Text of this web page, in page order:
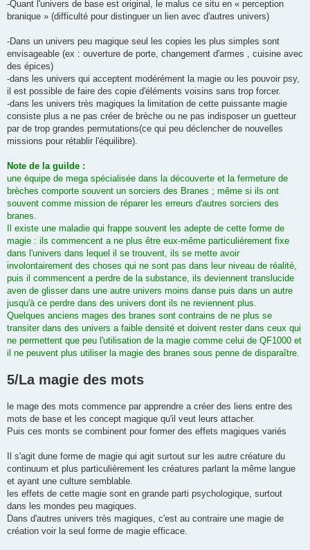
-Quant l'univers de base est original, le malus ce situ en « perception
branique » (difficulté pour distinguer un lien avec d'autres univers)
-Dans un univers peu magique seul les copies les plus simples sont
envisageable (ex : ouverture de porte, changement d'armes , cuisine avec
des épices)
-dans les univers qui acceptent modérément la magie ou les pouvoir psy,
il est possible de faire des copie d'éléments voisins sans trop forcer.
-dans les univers très magiques la limitation de cette puissante magie
consiste plus a ne pas créer de brèche ou ne pas indisposer un guetteur
par de trop grandes permutations(ce qui peu déclencher de nouvelles
missions pour rétablir l'équilibre).
Note de la guilde :
une équipe de mega spécialisée dans la découverte et la fermeture de
brèches comporte souvent un sorciers des Branes ; même si ils ont
souvent comme mission de réparer les erreurs d'autres sorciers des
branes.
Il existe une maladie qui frappe souvent les adepte de cette forme de
magie : ils commencent a ne plus être eux-même particulièrement fixe
dans l'univers dans lequel il se trouvent, ils se mette avoir
involontairement des choses qui ne sont pas dans leur niveau de réalité,
puis il commencent a perdre de la substance, ils deviennent translucide
aven de glisser dans une autre univers moins danse puis dans un autre
jusqu'à ce perdre dans des univers dont ils ne reviennent plus.
Quelques anciens mages des branes sont contrains de ne plus se
transiter dans des univers a faible densité et doivent rester dans ceux qui
ne permettent que peu l'utilisation de la magie comme celui de QF1000 et
il ne peuvent plus utiliser la magie des branes sous penne de disparaître.
5/La magie des mots
le mage des mots commence par apprendre a créer des liens entre des
mots de base et les concept magique qu'il veut leurs attacher.
Puis ces monts se combinent pour former des effets magiques variés
Il s'agit dune forme de magie qui agit surtout sur les autre créature du
continuum et plus particulièrement les créatures parlant la même langue
et ayant une culture semblable.
les effets de cette magie sont en grande parti psychologique, surtout
dans les mondes peu magiques.
Dans d'autres univers très magiques, c'est au contraire une magie de
création voir la seul forme de magie efficace.